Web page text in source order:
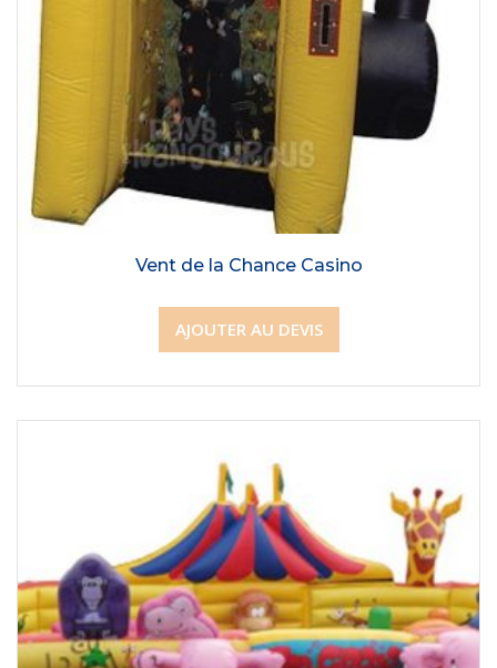
Vent de la Chance Casino
AJOUTER AU DEVIS